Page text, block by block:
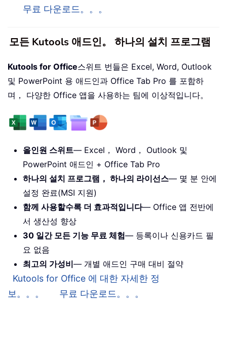
무료 다운로드。。。
모든 Kutools 애드인。 하나의 설치 프로그램
Kutools for Office스위트 번들은 Excel, Word, Outlook
및 PowerPoint 용 애드인과 Office Tab Pro 를 포함하
며， 다양한 Office 앱을 사용하는 팀에 이상적입니다。
올인원 스위트— Excel， Word， Outlook 및
PowerPoint 애드인 + Office Tab Pro
하나의 설치 프로그램， 하나의 라이선스— 몇 분 안에
설정 완료(MSI 지원)
함께 사용할수록 더 효과적입니다— Office 앱 전반에
서 생산성 향상
30 일간 모든 기능 무료 체험— 등록이나 신용카드 필
요 없음
최고의 가성비— 개별 애드인 구매 대비 절약
Kutools for Office 에 대한 자세한 정
보。。。
무료 다운로드。。。